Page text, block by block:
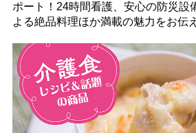
ポート！24時間看護、安心の防災設
よる絶品料理ほか満載の魅力をお伝